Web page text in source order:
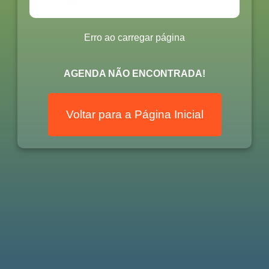
Erro ao carregar página
AGENDA NÃO ENCONTRADA!
Voltar para a Página Inicial